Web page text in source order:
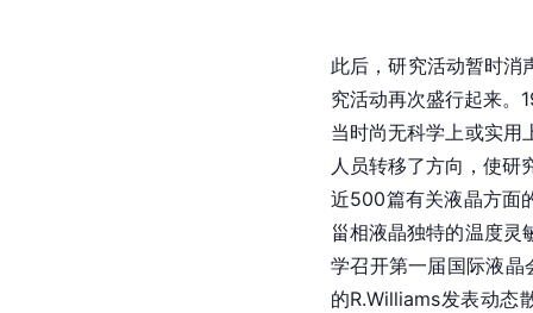
此后，研究活动暂时
究活动再次盛行起来。
当时尚无科学上或实用
人员转移了方向，使
近500篇有关液晶方面
甾相液晶独特的温度灵
学召开第一届国际液
的R.Williams发表动态